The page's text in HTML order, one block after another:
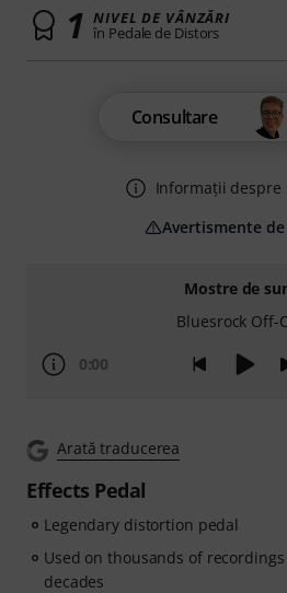
Mostre de
Bluesrock Off-
0:00
Arată traducerea
Effects Pedal
Legendary distortion pedal
Used on thousands of
decades
1 NIVEL DE VÂNZĂRI
în Pedale de Distors
Consultare
Informații despre
Avertismente